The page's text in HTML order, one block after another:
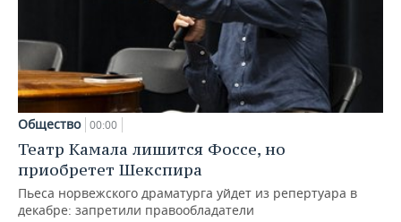
Общество 00:00
Театр Камала лишится Фоссе, но
приобретет Шекспира
Пьеса норвежского драматурга уйдет из репертуара в
декабре: запретили правообладатели